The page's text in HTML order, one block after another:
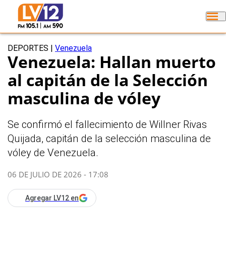
DEPORTES Venezuela
Venezuela: Hallan muerto
al capitán de la Selección
masculina de vóley
Se confirmó el fallecimiento de Willner Rivas
Quijada, capitán de la selección masculina de
vóley de Venezuela.
06 DE JULIO DE 2026 - 17:08
Agregar LV12 en